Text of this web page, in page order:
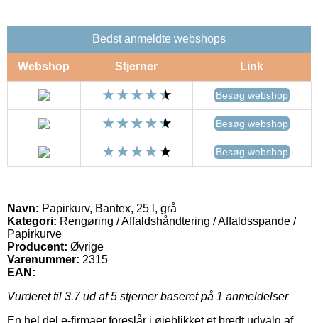
Bedst anmeldte webshops
Webshop Stjerner Link
Besøg webshop
Besøg webshop
Besøg webshop
Navn: Papirkurv, Bantex, 25 l, grå
Kategori: Rengøring / Affaldshåndtering / Affaldsspande /
Papirkurve
Producent: Øvrige
Varenummer: 2315
EAN:
Vurderet til 3.7ud af 5 stjerner baseret på 1 anmeldelser
En hel del e-firmaer foreslår i øjeblikket et bredt udvalg af